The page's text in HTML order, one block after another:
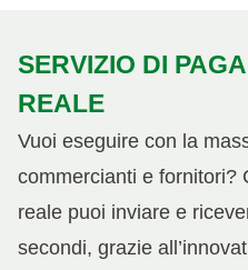
SERVIZIO DI
REALE
Vuoi eseguire con la
commercianti e fornitori?
reale puoi inviare e
secondi, grazie